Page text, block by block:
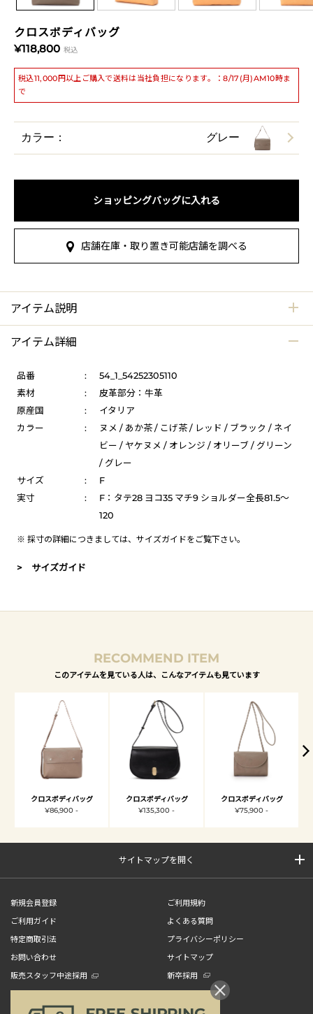
クロスボディバッグ
¥118,800 税込
税込11,000円以上ご購入で送料は当社負担になります。：8/17(月)AM10時ま
で
カラー： グレー
ショッピングバッグに入れる
店舗在庫・取り置き可能店舗を調べる
アイテム説明
アイテム詳細
品番 :
54_1_54252305110
素材
:
皮革部分：牛革
原産国
:
イタリア
カラー
:
ヌメ / あか茶 / こげ茶 / レッド / ブラック / ネイ
ビー / ヤケヌメ / オレンジ / オリーブ / グリーン
/ グレー
サイズ
:
F
実寸
:
F：タテ28 ヨコ35 マチ9 ショルダー全長81.5～
120
※ 採寸の詳細につきましては、 サイズガイドをご覧下さい。
> サイズガイド
RECOMMEND ITEM
このアイテムを見ている人は、こんなアイテムも見ています
クロスボディバッグ
¥86,900 -
クロスボディバッグ
¥135,300 -
クロスボディバッグ
¥75,900 -
サイトマップを開く
新規会員登録
ご利用規約
ご利用ガイド
よくある質問
特定商取引法
プライバシーポリシー
お問い合わせ
サイトマップ
販売スタッフ中途採用
新卒採用